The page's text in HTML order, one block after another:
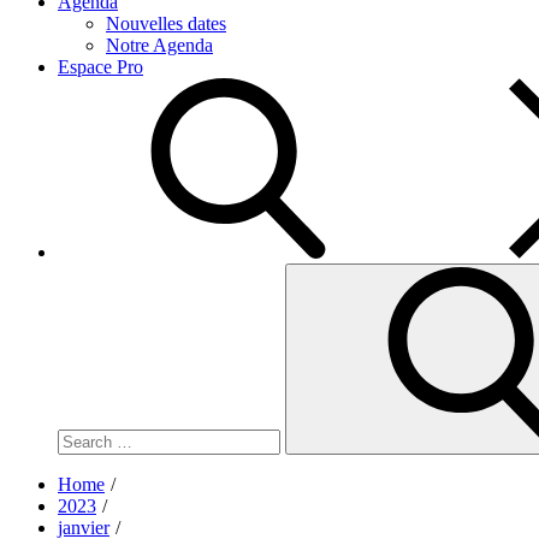
Nouvelles dates
Notre Agenda
Espace Pro
Home
2023
janvier